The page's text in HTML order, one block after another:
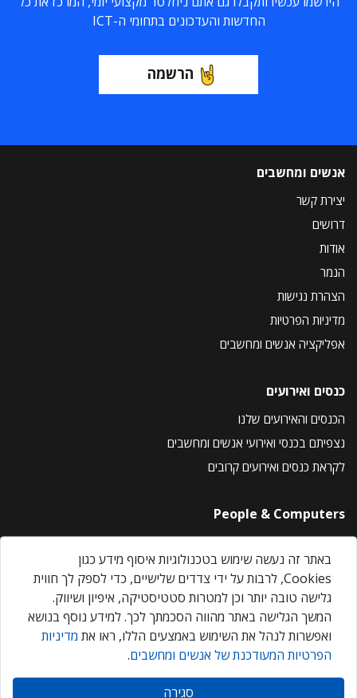
החדשות והעדכונים בתחומי ה-ICT
הרשמה
אנשים ומחשבים
יצירת קשר
דרושים
אודות
הנמר
הצהרת נגישות
מדיניות הפרטיות
אפליקציה אנשים ומחשבים
כנסים ואירועים
הכנסים והאירועים שלנו
נצפיתם בכנסי ואירועי אנשים ומחשבים
לקראת כנסים ואירועים קרובים
People & Computers
About Us
Privacy Policy
Contact Us
Our Events
אנשים ומחשבים © 2026 – כל הזכויות שמורות
באתר זה נעשה שימוש בטכנולוגיות איסוף מידע כגון
Cookies, לרבות על ידי צדדים שלישיים, כדי לספק לך חווית
גלישה טובה יותר וכן למטרות סטטיסטיקה, איפיון ושיווק.
המשך הגלישה באתר מהווה הסכמתך לכך. למידע נוסף בנושא
ואפשרות לנהל את השימוש באמצעים הללו, ראו את מדיניות
הפרטיות המעודכנת של אנשים ומחשבים.
סגירה